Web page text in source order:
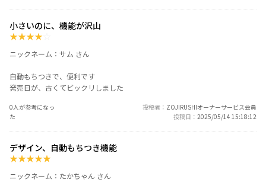
小さいのに、機能が沢山
★★★★
ニックネーム：サム さん
自動もちつきで、便利です
発売日が、古くてビックリしました
0人が参考になっ
た
投稿者
ZOJIRUSHIオーナーサービス会員
投稿日
2025/05/14 15:18:12
デザイン、自動もちつき機能
★★★★★
ニックネーム：たかちゃん さん